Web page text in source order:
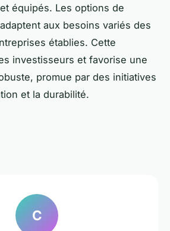
équipés. Les options de
aux besoins variés des
établies. Cette
investisseurs et favorise une
promue par des initiatives
et la durabilité.
C